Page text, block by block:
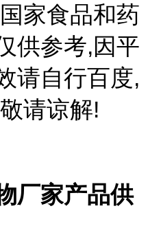
家食品和药
供参考,因平
请自行百度,
敬请谅解!
厂家产品供